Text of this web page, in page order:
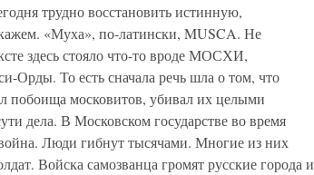
трудно восстановить истинную,
«Муха», по-латински, MUSCA. Не
здесь стояло что-то вроде МОСХИ,
То есть сначала речь шла о том, что
московитов, убивал их целыми
дела. В Московском государстве во время
Люди гибнут тысячами. Многие из них
Войска самозванца громят русские города и